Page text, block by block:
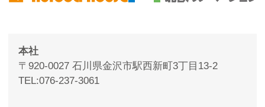
本社
〒920-0027 石川県金沢市駅西新町3丁目13-2
TEL 076-237-3061